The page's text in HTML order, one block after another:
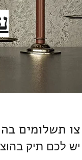
צו תשלומים
יש לכם תיק